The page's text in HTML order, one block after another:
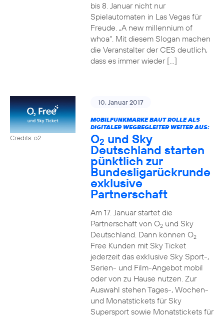
bis 8. Januar nicht nur
Spielautomaten in Las Vegas für
Freude. „A new millennium of
whoa“. Mit diesem Slogan machen
die Veranstalter der CES deutlich,
dass es immer wieder […]
Credits: o2
10. Januar 2017
MOBILFUNKMARKE BAUT ROLLE ALS
DIGITALER WEGBEGLEITER WEITER AUS:
O2 und Sky
Deutschland starten
pünktlich zur
Bundesligarückrunde
exklusive
Partnerschaft
Am 17. Januar startet die
Partnerschaft von O2und Sky
Deutschland. Dann können O2
Free Kunden mit Sky Ticket
jederzeit das exklusive Sky Sport-,
Serien- und Film-Angebot mobil
oder von zu Hause nutzen. Zur
Auswahl stehen Tages-, Wochen-
und Monatstickets für Sky
Supersport sowie Monatstickets für